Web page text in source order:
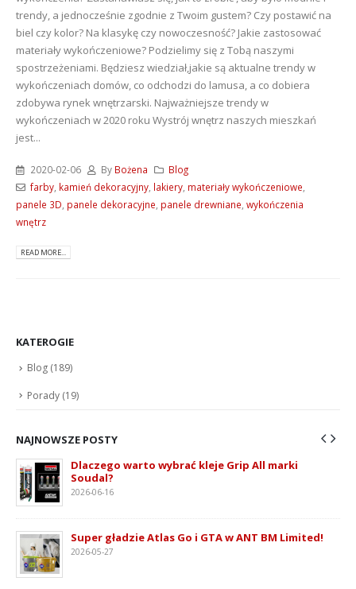
trendy, a jednocześnie zgodnie z Twoim gustem? Czy postawić na
biel czy kolor? Na klasykę czy nowoczesność? Jakie zastosować
materiały wykończeniowe? Podzielimy się z Tobą naszymi
spostrzeżeniami. Będziesz wiedział,jakie są aktualne trendy w
wykończeniach domów, co odchodzi do lamusa, a co dobiera
zdobywa rynek wnętrzarski. Najważniejsze trendy w
wykończeniach w 2020 roku Wystrój wnętrz naszych mieszkań
jest...
2020-02-06 By Bożena
Blog
farby, kamień dekoracyjny, lakiery, materiały wykończeniowe,
panele 3D, panele dekoracyjne, panele drewniane, wykończenia
wnętrz
READ MORE...
KATEROGIE
Blog (189)
Porady (19)
NAJNOWSZE POSTY
Dlaczego warto wybrać kleje Grip All marki
Soudal?
2026-06-16
Super gładzie Atlas Go i GTA w ANT BM Limited!
2026-05-27